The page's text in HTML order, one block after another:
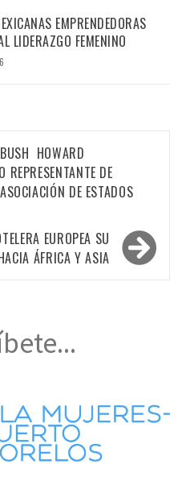
EMPRENDEDORAS
LIDERAZGO FEMENINO
HOWARD
REPRESENTANTE DE
DE ESTADOS
EUROPEA SU
ÁFRICA Y ASIA